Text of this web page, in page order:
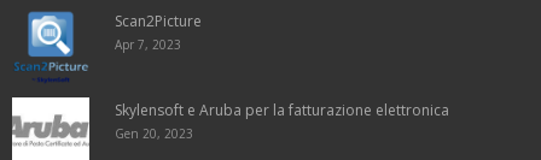
Scan2Picture
Apr 7, 2023
Skylensoft e Aruba per la fatturazione elettronica
Gen 20, 2023